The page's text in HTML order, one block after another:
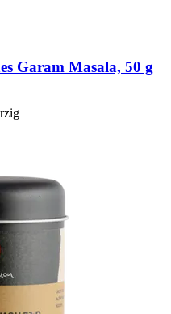
Garam Masala, 50 g